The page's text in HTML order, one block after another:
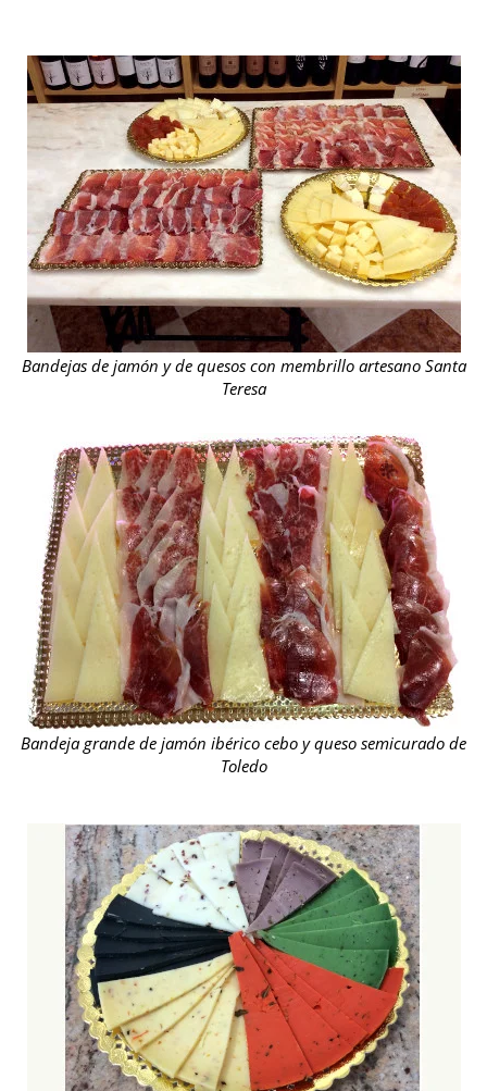
Bandejas de jamón y de quesos con membrillo artesano Santa
Teresa
Bandeja grande de jamón ibérico cebo y queso semicurado de
Toledo